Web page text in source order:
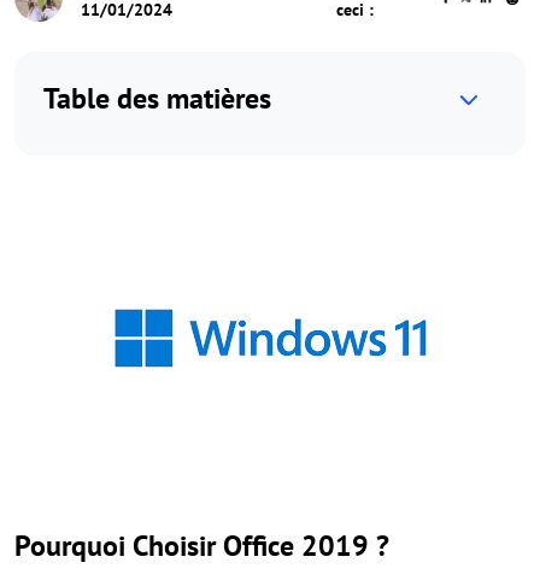
11/01/2024
ceci :
Table des matières
Pourquoi Choisir Office 2019 ?